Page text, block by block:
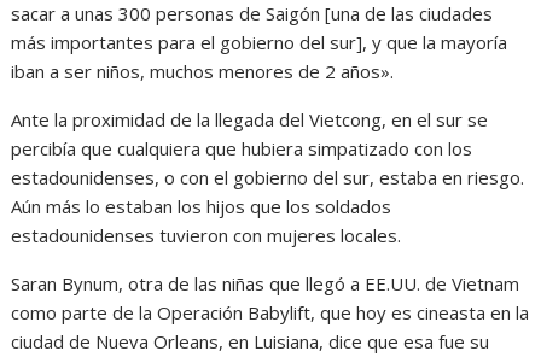
sacar a unas 300 personas de Saigón [una de las ciudades
más importantes para el gobierno del sur], y que la mayoría
iban a ser niños, muchos menores de 2 años».
Ante la proximidad de la llegada del Vietcong, en el sur se
percibía que cualquiera que hubiera simpatizado con los
estadounidenses, o con el gobierno del sur, estaba en riesgo.
Aún más lo estaban los hijos que los soldados
estadounidenses tuvieron con mujeres locales.
Saran Bynum, otra de las niñas que llegó a EE.UU. de Vietnam
como parte de la Operación Babylift, que hoy es cineasta en la
ciudad de Nueva Orleans, en Luisiana, dice que esa fue su